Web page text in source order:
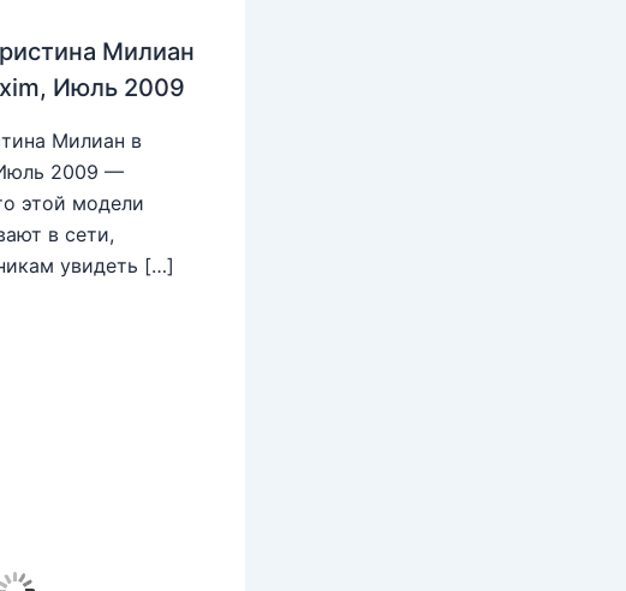
Милиан
Июль 2009
Милиан в
2009 —
этой модели
в сети,
увидеть […]